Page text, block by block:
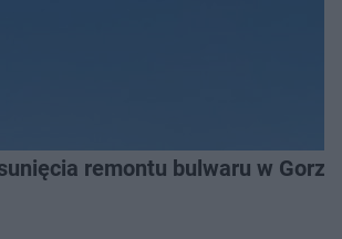
remontu bulwaru w